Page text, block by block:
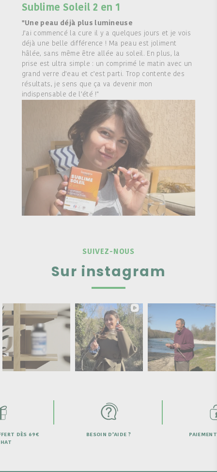
Sublime Soleil 2 en 1
"Une peau déjà plus lumineuse
J’ai commencé la cure il y a quelques jours et je vois
déjà une belle différence ! Ma peau est joliment
hâlée, sans même être allée au soleil. En plus, la
prise est ultra simple : un comprimé le matin avec un
grand verre d’eau et c’est parti. Trop contente des
résultats, je sens que ça va devenir mon
indispensable de l’été !"
SUIVEZ-NOUS
Sur instagram
DÈS 69€
BESOIN D’AIDE ?